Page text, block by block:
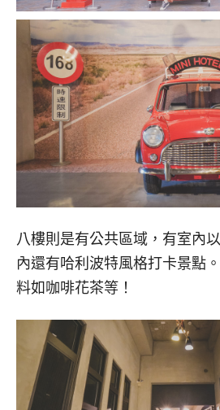
八樓則是有公共區域，有室內
內還有哈利波特風格打卡景點
料如咖啡花茶等！